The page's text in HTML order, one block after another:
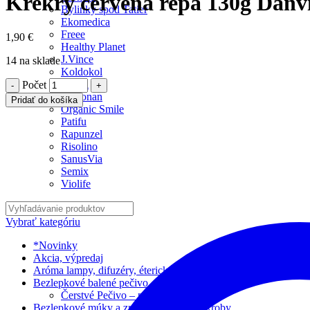
Bylinky spod Tatier
Ekomedica
Freee
Healthy Planet
J.Vince
Koldokol
Madonan
Organic Smile
Patifu
Rapunzel
Risolino
SanusVia
Semix
Violife
Vybrať kategóriu
*Novinky
Akcia, výpredaj
Aróma lampy, difuzéry, éterické oleje
Bezlepkové balené pečivo, chlieb
Čerstvé Pečivo – predobjednávka
Bezlepkové múky a zmesi, strúhanka, škroby
1,90 €
14 na sklade
Počet
Pridať do košíka